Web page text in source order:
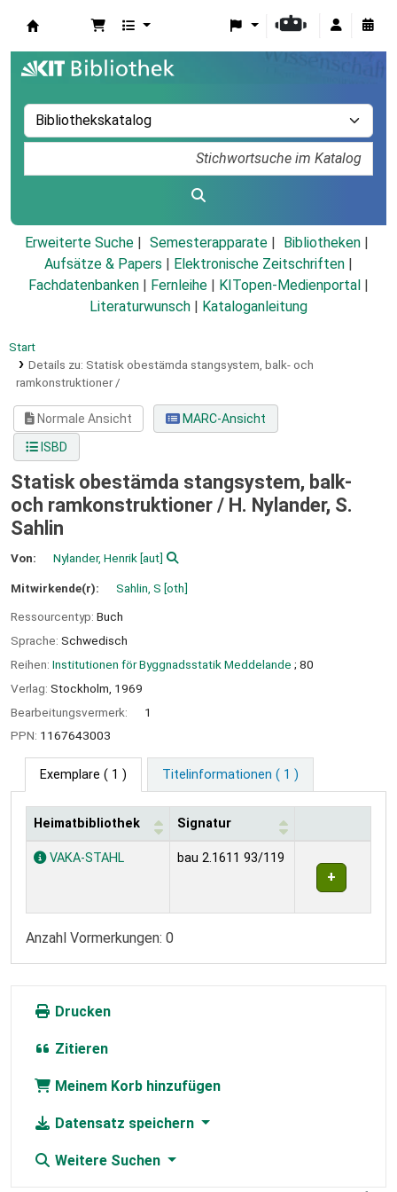
Erweiterte Suche Semesterapparate
Bibliotheken
Aufsätze & Papers
Elektronische Zeitschriften
Fachdatenbanken
Fernleihe KITopen-Medienportal
Literaturwunsch
Kataloganleitung
Start
Details zu: Statisk obestämda stangsystem, balk- och
ramkonstruktioner /
Normale Ansicht
MARC-Ansicht
ISBD
Statisk obestämda stangsystem, balk-
och ramkonstruktioner / H. Nylander, S.
Sahlin
Von: Nylander, Henrik [aut]
Mitwirkende(r): Sahlin, S [oth]
Ressourcentyp: Buch
Sprache: Schwedisch
Reihen: Institutionen för Byggnadsstatik Meddelande ; 80
Verlag: Stockholm, 1969
Bearbeitungsvermerk:
1
PPN: 1167643003
Exemplare ( 1 ) Titelinformationen ( 1 )
Exemplare
Heimatbibliothek Signatur
VAKA-STAHL bau 2.1611 93/119
Anzahl Vormerkungen: 0
Drucken
Zitieren
Meinem Korb hinzufügen
Datensatz speichern
Weitere Suchen